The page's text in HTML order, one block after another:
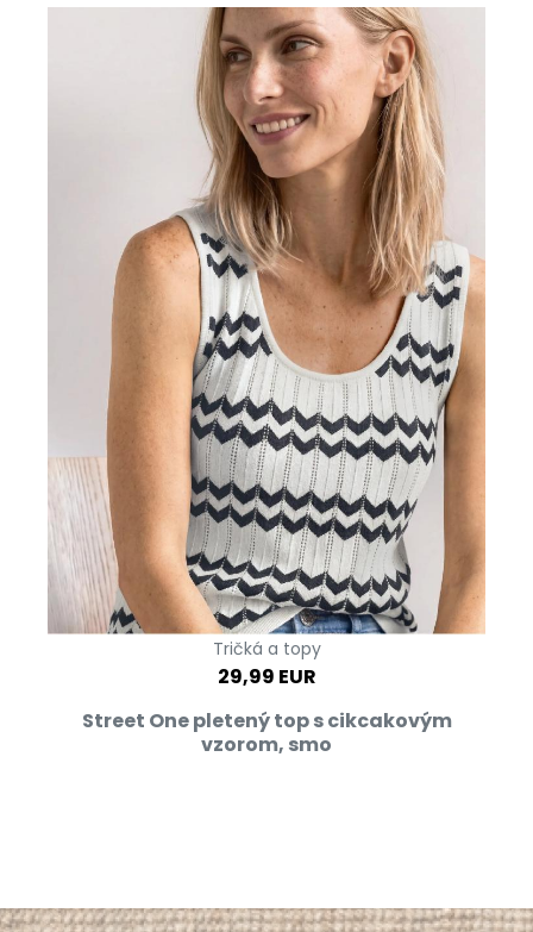
Tričká a topy
29,99 EUR
Street One pletený top s cikcakovým
vzorom, smo